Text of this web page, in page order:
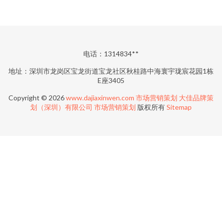
电话：1314834**
地址：深圳市龙岗区宝龙街道宝龙社区秋桂路中海寰宇珑宸花园1栋
E座3405
Copyright © 2026www.dajiaxinwen.com 市场营销策划 大佳品牌策
划（深圳）有限公司 市场营销策划 版权所有Sitemap